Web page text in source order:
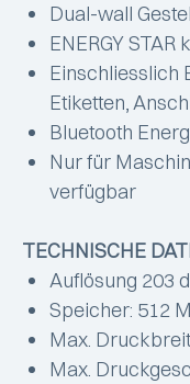
Dual-wall
ENERGY STAR
Einschliesslich
Etiketten,
Bluetooth
Nur für
verfügbar
TECHNISCHE
Auflösung 203
Speicher: 512
Max.
Max.